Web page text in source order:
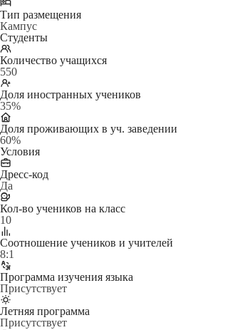
Тип размещения
Кампус
Студенты
Количество учащихся
550
Доля иностранных учеников
35%
Доля проживающих в уч. заведении
60%
Условия
Дресс-код
Да
Кол-во учеников на класс
10
Cоотношение учеников и учителей
8:1
Программа изучения языка
Присутствует
Летняя программа
Присутствует